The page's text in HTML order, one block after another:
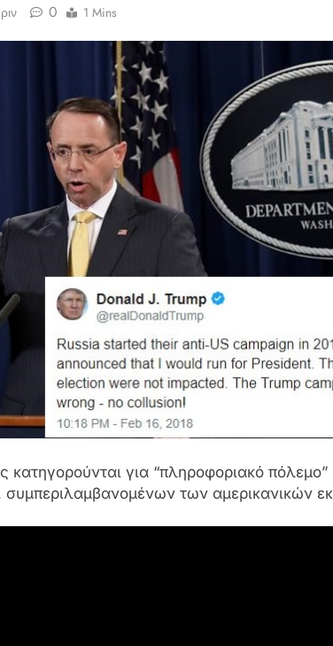
0 1 Mins
κατηγορούνται για “πληροφοριακό
των αμερικανικών